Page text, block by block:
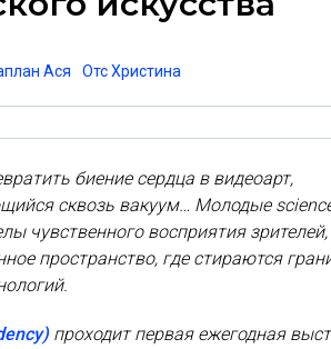
Ася Отс Христина
биение сердца в видеоарт,
сквозь вакуум… Молодые
чувственного восприятия зрителей,
пространство, где стираются
проходит первая ежегодная